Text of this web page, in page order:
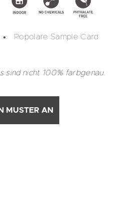
Popolare Sample Card
sind nicht 100% farbgenau.
MUSTER AN